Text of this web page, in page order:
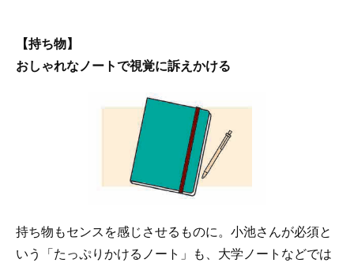
【持ち物】
おしゃれなノートで視覚に訴えかける
持ち物もセンスを感じさせるものに。小池さんが必須と
いう「たっぷりかけるノート」も、大学ノートなどでは